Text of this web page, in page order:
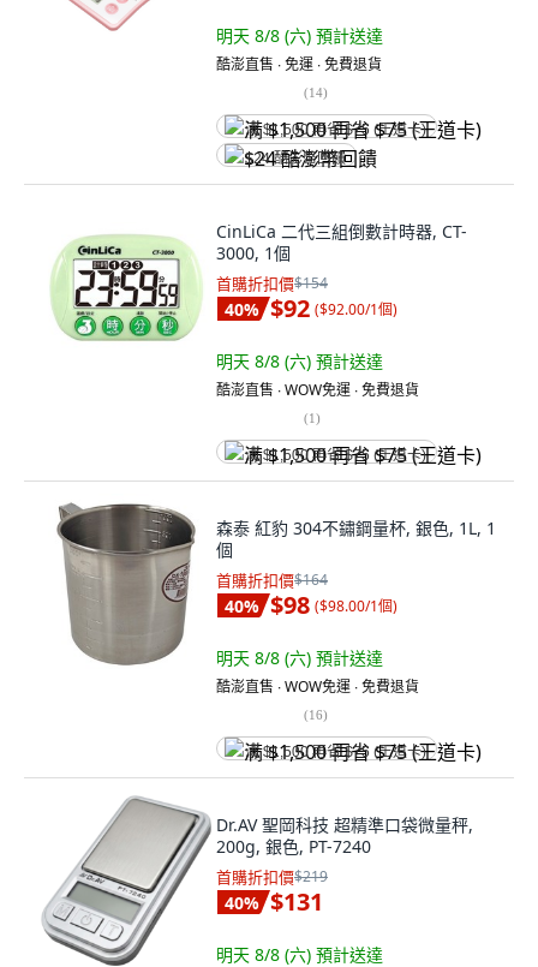
明天 8/8 (六) 預計送達
酷澎直售 ∙ 免運 ∙ 免費退貨
(14)
满 $1,500 再省 $75 (王道卡)
$24 酷澎幣回饋
CinLiCa 二代三組倒數計時器, CT-
3000, 1個
首購折扣價$154
40% $92 ($92.00/1個)
明天 8/8 (六) 預計送達
酷澎直售 ∙ WOW免運 ∙ 免費退貨
(1)
满 $1,500 再省 $75 (王道卡)
森泰 紅豹 304不鏽鋼量杯, 銀色, 1L, 1
個
首購折扣價$164
40% $98 ($98.00/1個)
明天 8/8 (六) 預計送達
酷澎直售 ∙ WOW免運 ∙ 免費退貨
(16)
满 $1,500 再省 $75 (王道卡)
Dr.AV 聖岡科技 超精準口袋微量秤,
200g, 銀色, PT-7240
首購折扣價$219
40% $131
明天 8/8 (六) 預計送達